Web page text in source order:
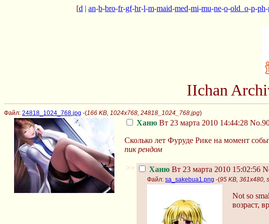
[d | an-b-bro-fr-gf-hr-l-m-maid-med-mi-mu-ne-o-old_o-p-ph-
IIchan
Файл: 24818_1024_768.jpg -(166 KB, 1024x768, 24818_1024_768.jpg)
Ханю Вт 23 марта 2010 14:44:28
Сколько лет Фуруде Рике на момент
пик рендом
>> Ханю Вт 23 марта 2010 15:02:56
Файл: sa_sakebua1.png -(95 KB, 361x480,
Not so
возраст,